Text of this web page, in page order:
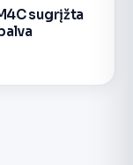
sugrįžta